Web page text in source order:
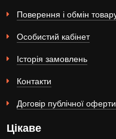
Поверення і обмін
Особистий кабінет
Історія замовлень
Контакти
Договір публічної оферти
Цікаве